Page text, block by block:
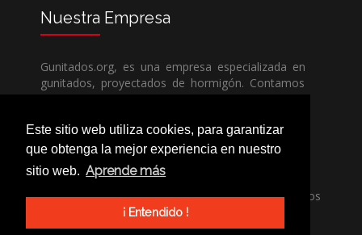
Este sitio web utiliza cookies, para garantizar
que obtenga la mejor experiencia en nuestro
sitio web. Aprende más
¡ Entendido !
Nuestra Empresa
Gunitados.org, es una empresa especializada en
gunitados, proyectados de hormigón. Contamos
con todos los medios humanos y técnicos, para
competencia.
Si necesita una empresa de gunitados, no dude
en llamarnos, nuestros técnicos estran encantados
de poder ayudarle, ya sea usted particular o
profesional.